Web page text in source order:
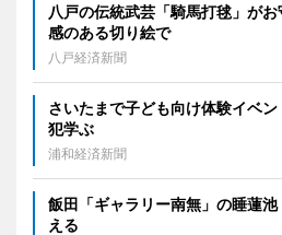
八戸の伝統武芸「騎馬打毬」が
感のある切り絵で
八戸経済新聞
さいたまで子ども向け体験イベ
犯学ぶ
浦和経済新聞
飯田「ギャラリー南無」の睡蓮
える